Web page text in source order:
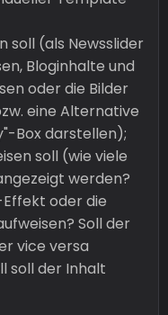
soll (als Newsslider
Bloginhalte und
oder die Bilder
eine Alternative
Box darstellen);
soll (wie viele
werden?
Effekt oder die
Soll der
vice versa
soll der Inhalt